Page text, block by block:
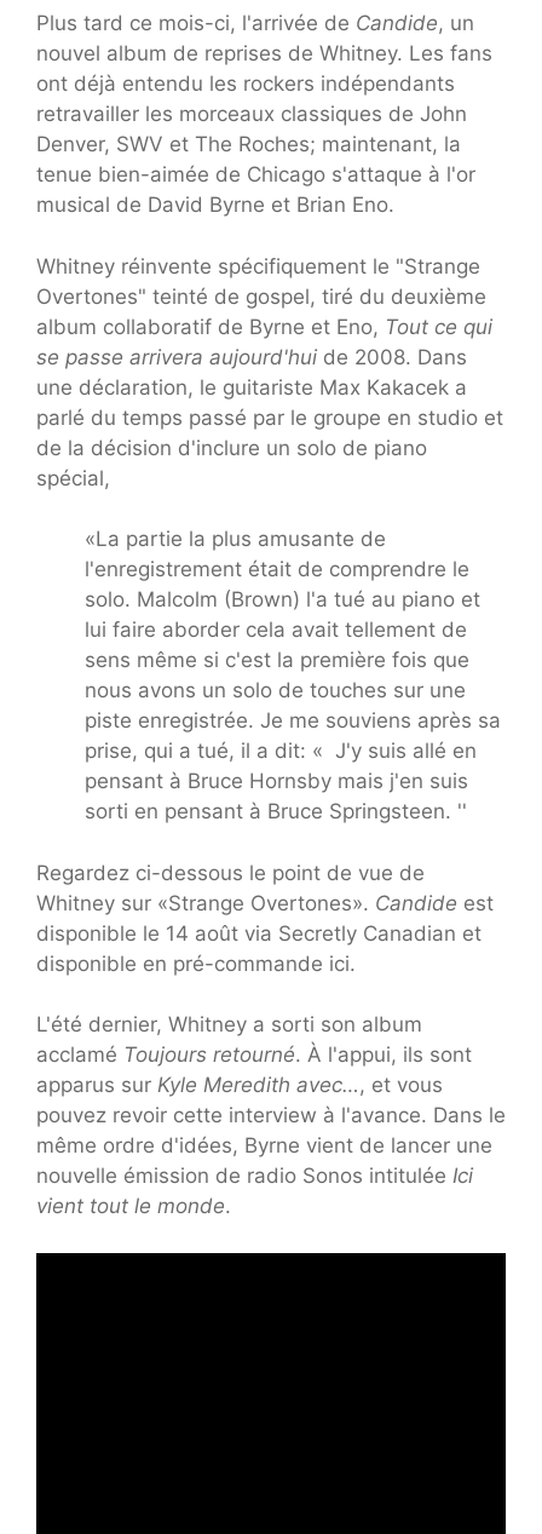
Plus tard ce mois-ci, l'arrivée de Candide, un
nouvel album de reprises de Whitney. Les fans
ont déjà entendu les rockers indépendants
retravailler les morceaux classiques de John
Denver, SWV et The Roches; maintenant, la
tenue bien-aimée de Chicago s'attaque à l'or
musical de David Byrne et Brian Eno.
Whitney réinvente spécifiquement le "Strange
Overtones" teinté de gospel, tiré du deuxième
album collaboratif de Byrne et Eno, Tout ce qui
se passe arrivera aujourd'hui de 2008. Dans
une déclaration, le guitariste Max Kakacek a
parlé du temps passé par le groupe en studio et
de la décision d'inclure un solo de piano
spécial,
«La partie la plus amusante de
l'enregistrement était de comprendre le
solo. Malcolm (Brown) l'a tué au piano et
lui faire aborder cela avait tellement de
sens même si c'est la première fois que
nous avons un solo de touches sur une
piste enregistrée. Je me souviens après sa
prise, qui a tué, il a dit: « J'y suis allé en
pensant à Bruce Hornsby mais j'en suis
sorti en pensant à Bruce Springsteen. ''
Regardez ci-dessous le point de vue de
Whitney sur «Strange Overtones». Candide est
disponible le 14 août via Secretly Canadian et
disponible en pré-commande ici.
L'été dernier, Whitney a sorti son album
acclamé Toujours retourné. À l'appui, ils sont
apparus sur Kyle Meredith avec…, et vous
pouvez revoir cette interview à l'avance. Dans le
même ordre d'idées, Byrne vient de lancer une
nouvelle émission de radio Sonos intitulée Ici
vient tout le monde.